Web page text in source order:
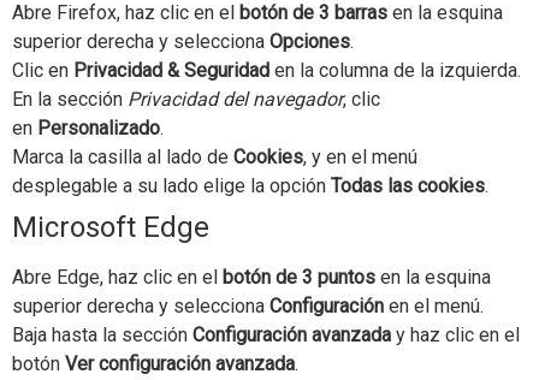
Abre Firefox, haz clic en el botón de 3 barras en la esquina
superior derecha y selecciona Opciones.
Clic en Privacidad & Seguridad en la columna de la izquierda.
En la sección Privacidad del navegador, clic
en Personalizado.
Marca la casilla al lado de Cookies, y en el menú
desplegable a su lado elige la opción Todas las cookies.
Microsoft Edge
Abre Edge, haz clic en el botón de 3 puntos en la esquina
superior derecha y selecciona Configuración en el menú.
Baja hasta la sección Configuración avanzada y haz clic en el
botón Ver configuración avanzada.